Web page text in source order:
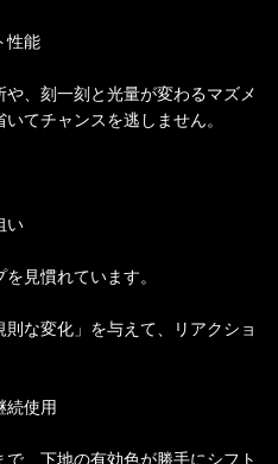
性能
、刻一刻と光量が変わるマズメ
てチャンスを逃しません。
い
見慣れています。
な変化」を与えて、リアクショ
続使用
、下地の有効色が勝手にシフト